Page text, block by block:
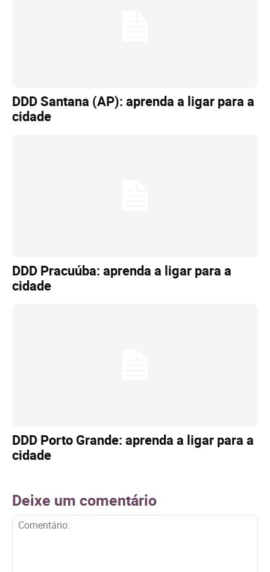
DDD Santana (AP): aprenda a ligar para a
cidade
DDD Pracuúba: aprenda a ligar para a
cidade
DDD Porto Grande: aprenda a ligar para a
cidade
Deixe um comentário